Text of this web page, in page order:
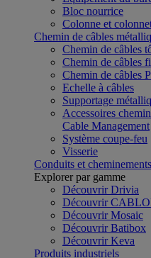
Bloc nourrice
Colonne et
Chemin de câbles
Chemin de câbles
Chemin de câbles
Chemin de câbles
Echelle à câbles
Supportage
Accessoires
Cable Management
Système coupe-feu
Visserie
Conduits et
Explorer par gamme
Découvrir Drivia
Découvrir
Découvrir Mosaic
Découvrir Batibox
Découvrir Keva
Produits industriels